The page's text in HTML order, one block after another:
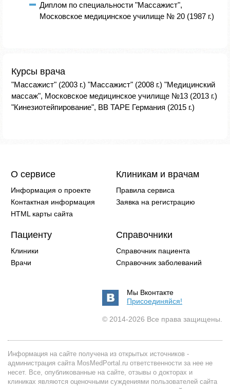
Диплом по специальности "Массажист",
Московское медицинское училище № 20 (1987 г.)
Курсы врача
"Массажист" (2003 г.) "Массажист" (2008 г.) "Медицинский
массаж", Московское медицинское училище №13 (2013 г.)
"Кинезиотейпирование", BB TAPE Германия (2015 г.)
О сервисе
Информация о проекте
Контактная информация
HTML карты сайта
Клиникам и врачам
Правила сервиса
Заявка на регистрацию
Пациенту
Клиники
Врачи
Справочники
Справочник пациента
Справочник заболеваний
Мы Вконтакте
Присоединяйся!
© 2014-2026 Все права защищены.
Информация на сайте получена из открытых источников -
администрация сайта MosMedPortal.ru ответственности за нее не
несет. Все, опубликованные на сайте, отзывы о докторах и
клиниках являются оценочными суждениями пользователей сайта